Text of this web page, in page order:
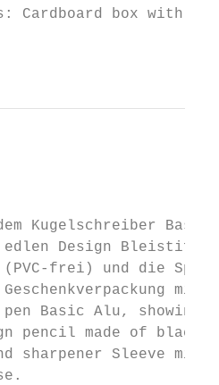
Cardboard box with
Kugelschreiber
edlen Design Bleistift
(PVC-frei) und die
mit
Basic Alu, showing
pencil made of black
sharpener Sleeve